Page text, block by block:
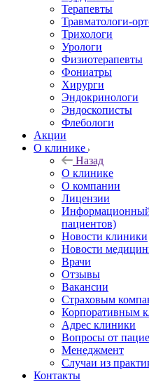
Терапевты
Травматологи-
Трихологи
Урологи
Физиотерапевты
Фониатры
Хирурги
Эндокринологи
Эндоскописты
Флебологи
Акции
О клинике
Назад
О клинике
О компании
Лицензии
пациентов)
Новости клиники
Новости
Врачи
Отзывы
Вакансии
Страховым
Корпоративным
Адрес клиники
Вопросы от
Менеджмент
Случаи из
Контакты